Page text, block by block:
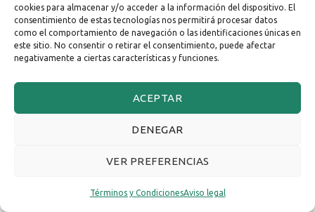
cookies para almacenar y/o acceder a la información del dispositivo. El
consentimiento de estas tecnologías nos permitirá procesar datos
como el comportamiento de navegación o las identificaciones únicas en
este sitio. No consentir o retirar el consentimiento, puede afectar
negativamente a ciertas características y funciones.
ACEPTAR
DENEGAR
VER PREFERENCIAS
Términos y CondicionesAviso legal